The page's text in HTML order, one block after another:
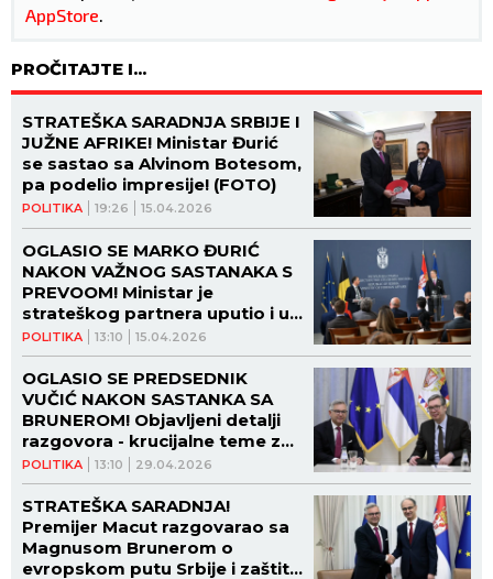
AppStore.
PROČITAJTE I...
POLITIKA 19:26 15.04.2026
STRATEŠKA SARADNJA SRBIJE I
JUŽNE AFRIKE! Ministar Đurić
se sastao sa Alvinom Botesom,
pa podelio impresije! (FOTO)
POLITIKA 13:10 15.04.2026
OGLASIO SE MARKO ĐURIĆ
NAKON VAŽNOG SASTANAKA S
PREVOOM! Ministar je
strateškog partnera uputio i u
dešavanja na Kosovu i Metohiji!
(FOTO)
POLITIKA 13:10 29.04.2026
OGLASIO SE PREDSEDNIK
VUČIĆ NAKON SASTANKA SA
BRUNEROM! Objavljeni detalji
razgovora - krucijalne teme za
stolom! (FOTO)
STRATEŠKA SARADNJA!
Premijer Macut razgovarao sa
Magnusom Brunerom o
evropskom putu Srbije i zaštiti